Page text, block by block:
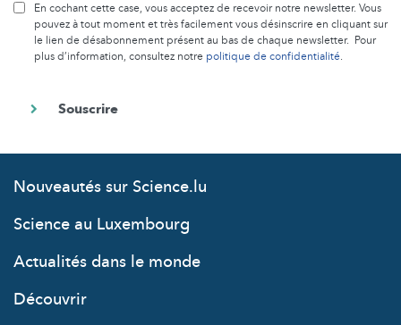
En cochant cette case, vous acceptez de recevoir notre newsletter. Vous
pouvez à tout moment et très facilement vous désinscrire en cliquant sur
le lien de désabonnement présent au bas de chaque newsletter. Pour
plus d’information, consultez notre politique de confidentialité.
Nouveautés sur Science.lu
Science au Luxembourg
Actualités dans le monde
Découvrir